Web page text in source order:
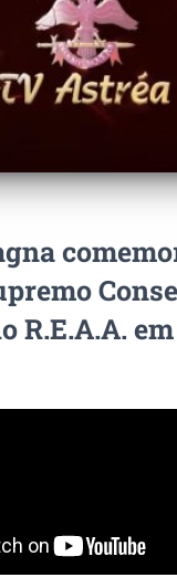
R.E.A.A.